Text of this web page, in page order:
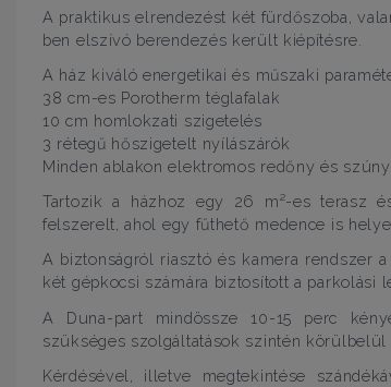
A praktikus elrendezést két fürdőszoba,
ben elszívó berendezés került kiépítésre.
A ház kiváló energetikai és műszaki
38 cm-es Porotherm téglafalak
10 cm homlokzati szigetelés
3 rétegű hőszigetelt nyílászárók
Minden ablakon elektromos redőny és
Tartozik a házhoz egy 26 m²-es terasz
felszerelt, ahol egy fűthető medence is
A biztonságról riasztó és kamera rendszer
két gépkocsi számára biztosított a parkolási
A Duna-part mindössze 10-15 perc
szükséges szolgáltatások szintén körülbelül
Kérdésével, illetve megtekintése